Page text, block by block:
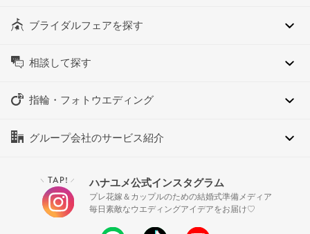
ブライダルフェアを探す
相談して探す
指輪・フォトウエディング
グループ会社のサービス紹介
＼ TAP! ／ ハナユメ公式インスタグラム
プレ花嫁＆カップルのための結婚式準備メディア
毎日素敵なウエディングアイデアをお届け♡